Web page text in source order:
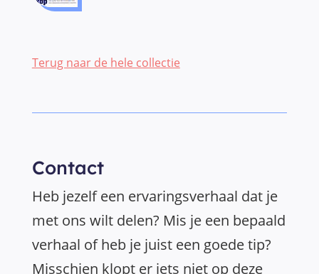
Terug naar de hele collectie
Contact
Heb jezelf een ervaringsverhaal dat je
met ons wilt delen? Mis je een bepaald
verhaal of heb je juist een goede tip?
Misschien klopt er iets niet op deze